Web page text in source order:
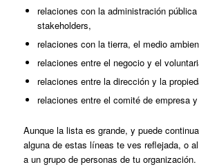
relaciones con la administración
stakeholders,
relaciones con la tierra, el medio
relaciones entre el negocio y el
relaciones entre la dirección y la
relaciones entre el comité de empresa
Aunque la lista es grande, y puede
alguna de estas líneas te ves reflejada, o
a un grupo de personas de tu organización.